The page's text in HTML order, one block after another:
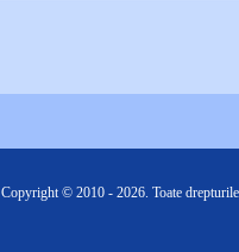
Copyright © 2010 - 2026. Toate